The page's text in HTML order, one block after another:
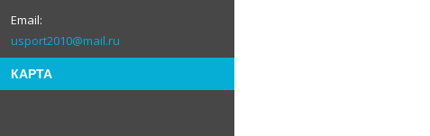
usport2010@mail.ru
КАРТА